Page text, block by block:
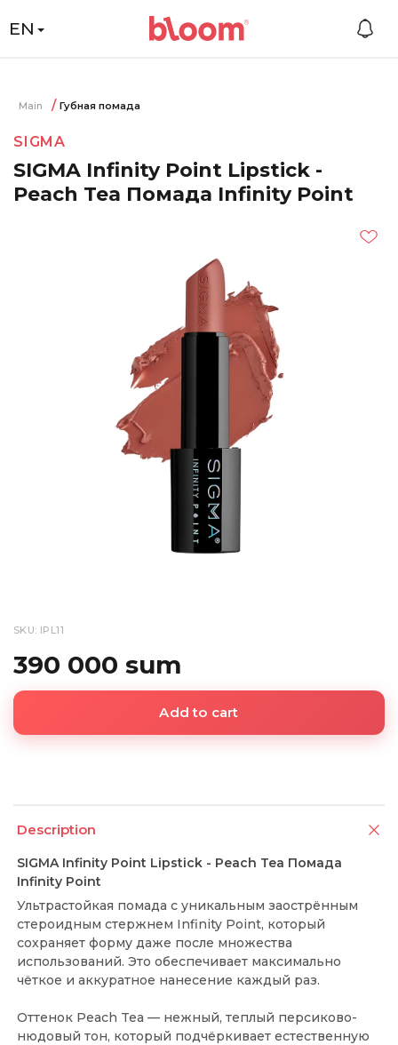
EN
Main Губная помада
SIGMA
SIGMA Infinity Point Lipstick -
Peach Tea Помада Infinity Point
SKU: IPL11
390 000 sum
Add to cart
Description
SIGMA Infinity Point Lipstick - Peach Tea Помада
Infinity Point
Ультрастойкая помада с уникальным заострённым
стероидным стержнем Infinity Point, который
сохраняет форму даже после множества
использований. Это обеспечивает максимально
чёткое и аккуратное нанесение каждый раз.
Оттенок Peach Tea — нежный, теплый персиково-
нюдовый тон, который подчёркивает естественную